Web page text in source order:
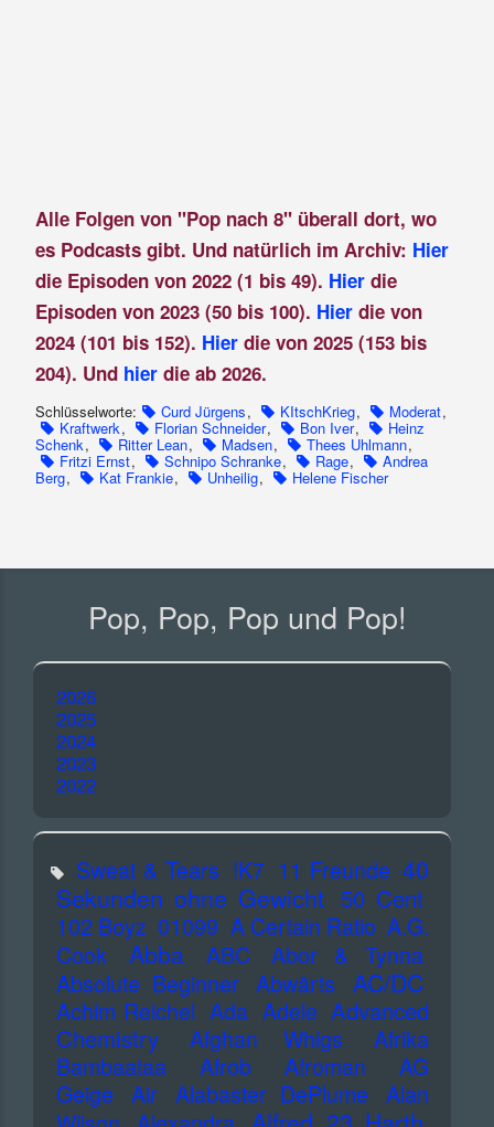
Alle Folgen von "Pop nach 8" überall dort, wo
es Podcasts gibt. Und natürlich im Archiv: Hier
die Episoden von 2022 (1 bis 49). Hierdie
Episoden von 2023 (50 bis 100). Hier die von
2024 (101 bis 152). Hier die von 2025 (153 bis
204). Und hier die ab 2026.
Schlüsselworte: Curd Jürgens, KItschKrieg, Moderat,
Kraftwerk, Florian Schneider, Bon Iver, Heinz
Schenk, Ritter Lean, Madsen, Thees Uhlmann,
Fritzi Ernst, Schnipo Schranke, Rage, Andrea
Berg, Kat Frankie, Unheilig, Helene Fischer
Pop, Pop, Pop und Pop!
2026
2025
2024
2023
2022
Sweat & Tears !K7 11 Freunde 40
Sekunden ohne Gewicht 50 Cent
102 Boyz 01099 A Certain Ratio A.G.
Cook
Abba ABC
Abor & Tynna
Absolute Beginner Abwärts AC/DC
Achim Reichel Ada Adele Advanced
Chemistry
Afghan Whigs
Afrika
Bambaataa
Afrob Afroman
AG
Geige
Air Alabaster DePlume
Alan